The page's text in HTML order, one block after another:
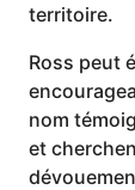
territoire.
Ross peut
nom
et